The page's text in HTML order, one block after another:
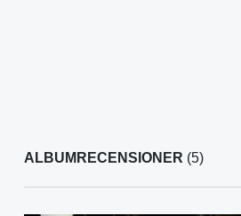
ALBUMRECENSIONER (5)